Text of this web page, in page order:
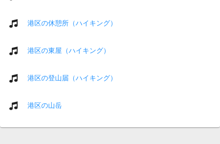
港区の休憩所（ハイキング）
港区の東屋（ハイキング）
港区の登山届（ハイキング）
港区の山岳